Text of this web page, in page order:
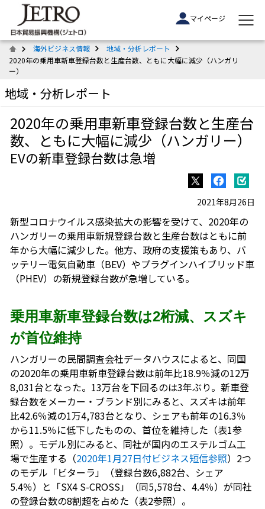
マイページ
海外ビジネス情報
地域・分析レポート
2020年の乗用車新車登録台数と生産台数、ともに大幅に減少（ハンガリ
ー）
地域・分析レポート
2020年の乗用車新車登録台数と生産台
数、ともに大幅に減少（ハンガリー）
EVの新車登録台数は急増
2021年8月26日
新型コロナウイルス感染拡大の影響を受けて、2020年の
ハンガリーの乗用車新規登録台数と生産台数はともに前
年から大幅に減少した。他方、政府の支援策もあり、バ
ッテリー電気自動車（BEV）やプラグインハイブリッド車
（PHEV）の新規登録台数が急増している。
乗用車新車登録台数は2桁減、スズキ
が首位維持
ハンガリーの民間調査会社データハウスによると、同国
の2020年の乗用車新車登録台数は前年比18.9％減の12万
8,031台となった。13万台を下回るのは3年ぶり。新車登
録台数をメーカー・ブランド別にみると、スズキは前年
比42.6％減の1万4,783台となり、シェアも前年の16.3％
から11.5％に低下したものの、首位を維持した（表1参
照）。モデル別にみると、同社が国内のエステルゴム工
場で生産する（2020年1月27日付ビジネス短信参照）2つ
のモデル「ビターラ」（登録台数6,882台、シェア
5.4％）と「SX4 S-CROSS」（同5,578台、4.4％）が同社
の登録台数の8割超を占めた（表2参照）。